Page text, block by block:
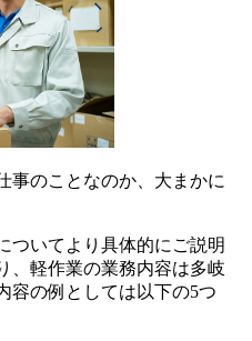
事のことなのか、大まかに
ついてより具体的にご説明
、軽作業の業務内容は多岐
容の例としては以下の5つ